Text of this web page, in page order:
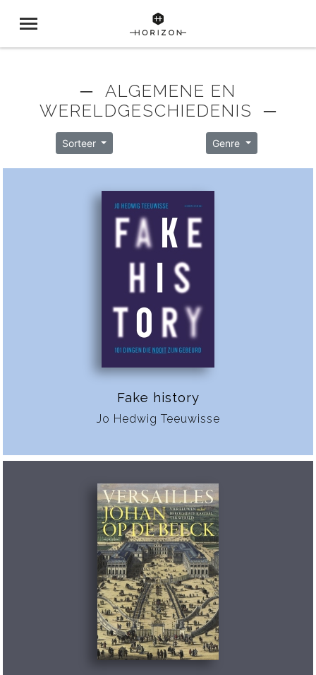
─ ALGEMENE EN
WERELDGESCHIEDENIS ─
Sorteer Genre
Fake history
Jo Hedwig Teeuwisse